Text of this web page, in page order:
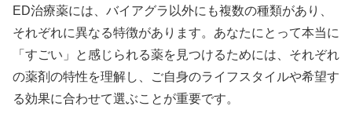
ED治療薬には、バイアグラ以外にも複数の種類があり、
それぞれに異なる特徴があります。あなたにとって本当に
「すごい」と感じられる薬を見つけるためには、それぞれ
の薬剤の特性を理解し、ご自身のライフスタイルや希望す
る効果に合わせて選ぶことが重要です。